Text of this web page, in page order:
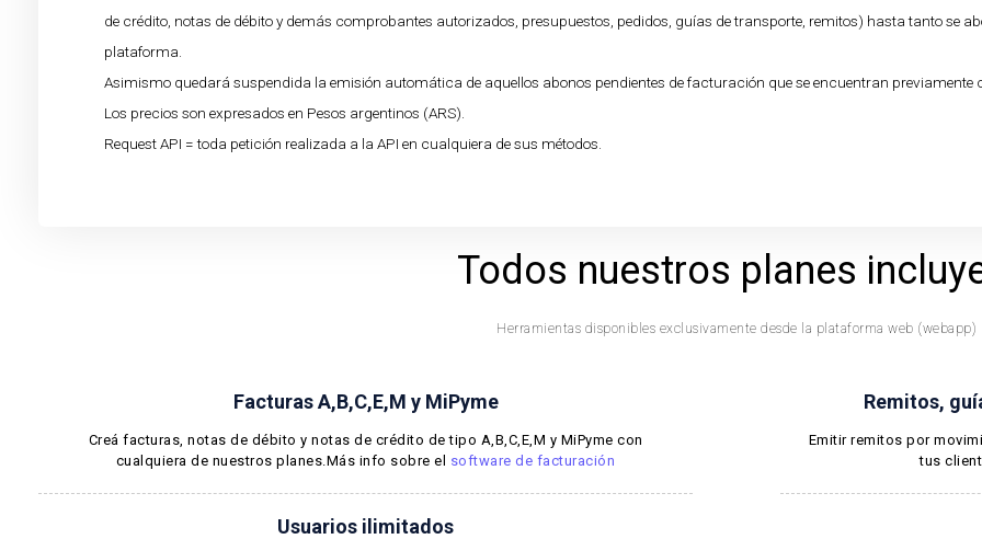
de crédito, notas de débito y demás comprobantes autorizados, presupuestos, pedidos, guías de transporte, remitos) hasta tanto se
plataforma.
Asimismo quedará suspendida la emisión automática de aquellos abonos pendientes de facturación que se encuentran previamente
Los precios son expresados en Pesos argentinos (ARS).
Request API = toda petición realizada a la API en cualquiera de sus métodos.
Todos nuestros planes
Herramientas disponibles exclusivamente desde la plataforma web (webapp)
Facturas A,B,C,E,M y MiPyme
Creá facturas, notas de débito y notas de crédito de tipo A,B,C,E,M y MiPyme con
cualquiera de nuestros planes.Más info sobre el software de facturación
Usuarios ilimitados
Remitos,
Emitir remitos por
tus